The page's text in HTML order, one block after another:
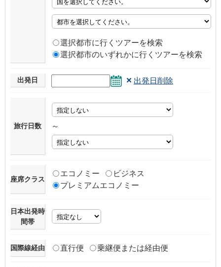
選択都市に行くツアーを検索
選択都市のいずれかに行くツアーを検索
出発日 × 出発日削除
旅行日数 ～
座席クラス
エコノミー
ビジネス
プレミアムエコノミー
日本出発時
間帯
国際線経由 直行便 乗継便または経由便